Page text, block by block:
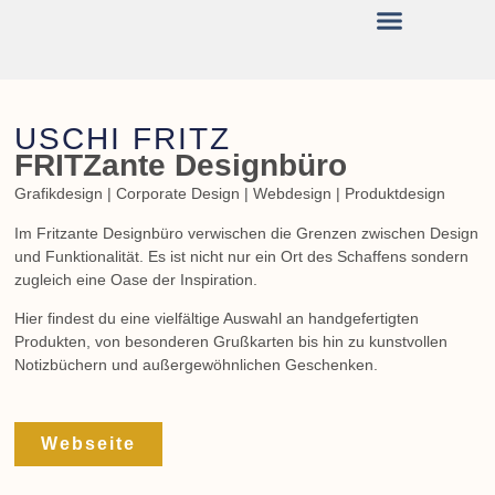
USCHI FRITZ
FRITZante Designbüro
Grafikdesign | Corporate Design | Webdesign | Produktdesign
Im Fritzante Designbüro verwischen die Grenzen zwischen Design
und Funktionalität. Es ist nicht nur ein Ort des Schaffens sondern
zugleich eine Oase der Inspiration.
Hier findest du eine vielfältige Auswahl an handgefertigten
Produkten, von besonderen Grußkarten bis hin zu kunstvollen
Notizbüchern und außergewöhnlichen Geschenken.
Webseite